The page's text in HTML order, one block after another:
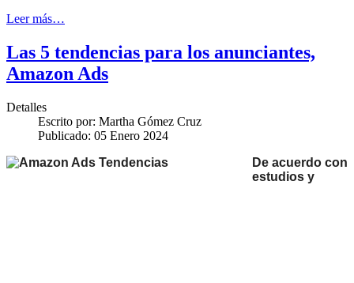
Leer más…
Las 5 tendencias para los anunciantes,
Amazon Ads
Detalles
Escrito por: Martha Gómez Cruz
Publicado: 05 Enero 2024
De acuerdo con
estudios y